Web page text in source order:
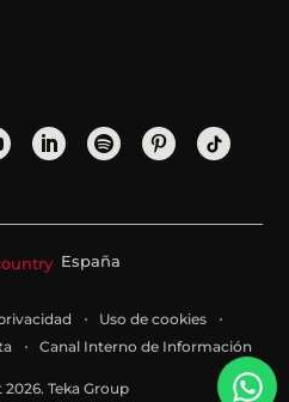
España
Uso de cookies
Canal Interno de Información
Teka Group